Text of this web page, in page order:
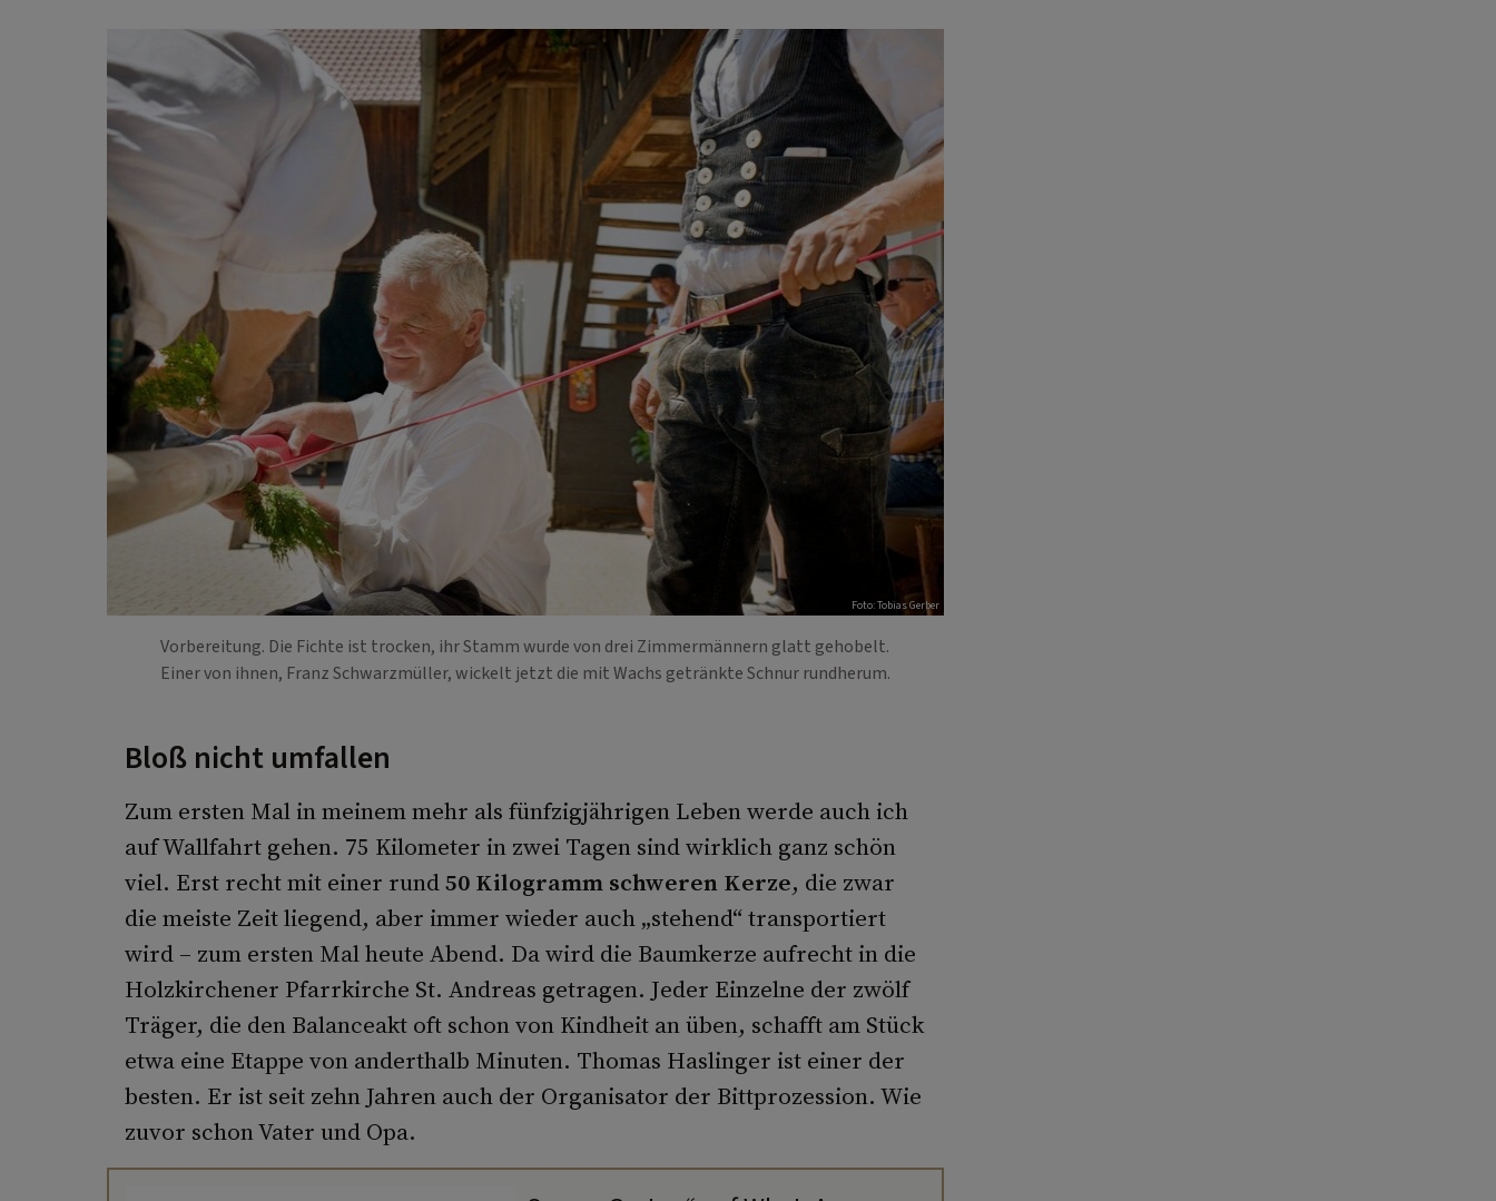
Foto: Tobias Gerber
Vorbereitung. Die Fichte ist trocken, ihr Stamm wurde von drei Zimmermännern glatt gehobelt.
Einer von ihnen, Franz Schwarzmüller, wickelt jetzt die mit Wachs getränkte Schnur rundherum.
Bloß nicht umfallen
Zum ersten Mal in meinem mehr als fünfzigjährigen Leben werde auch ich
auf Wallfahrt gehen. 75 Kilometer in zwei Tagen sind wirklich ganz schön
viel. Erst recht mit einer rund50 Kilogramm schweren Kerze, die zwar
die meiste Zeit liegend, aber immer wieder auch „stehend“ transportiert
wird – zum ersten Mal heute Abend. Da wird die Baumkerze aufrecht in die
Holzkirchener Pfarrkirche St. Andreas getragen. Jeder Einzelne der zwölf
Träger, die den Balanceakt oft schon von Kindheit an üben, schafft am Stück
etwa eine Etappe von anderthalb Minuten. Thomas Haslinger ist einer der
besten. Er ist seit zehn Jahren auch der Organisator der Bittprozession. Wie
zuvor schon Vater und Opa.